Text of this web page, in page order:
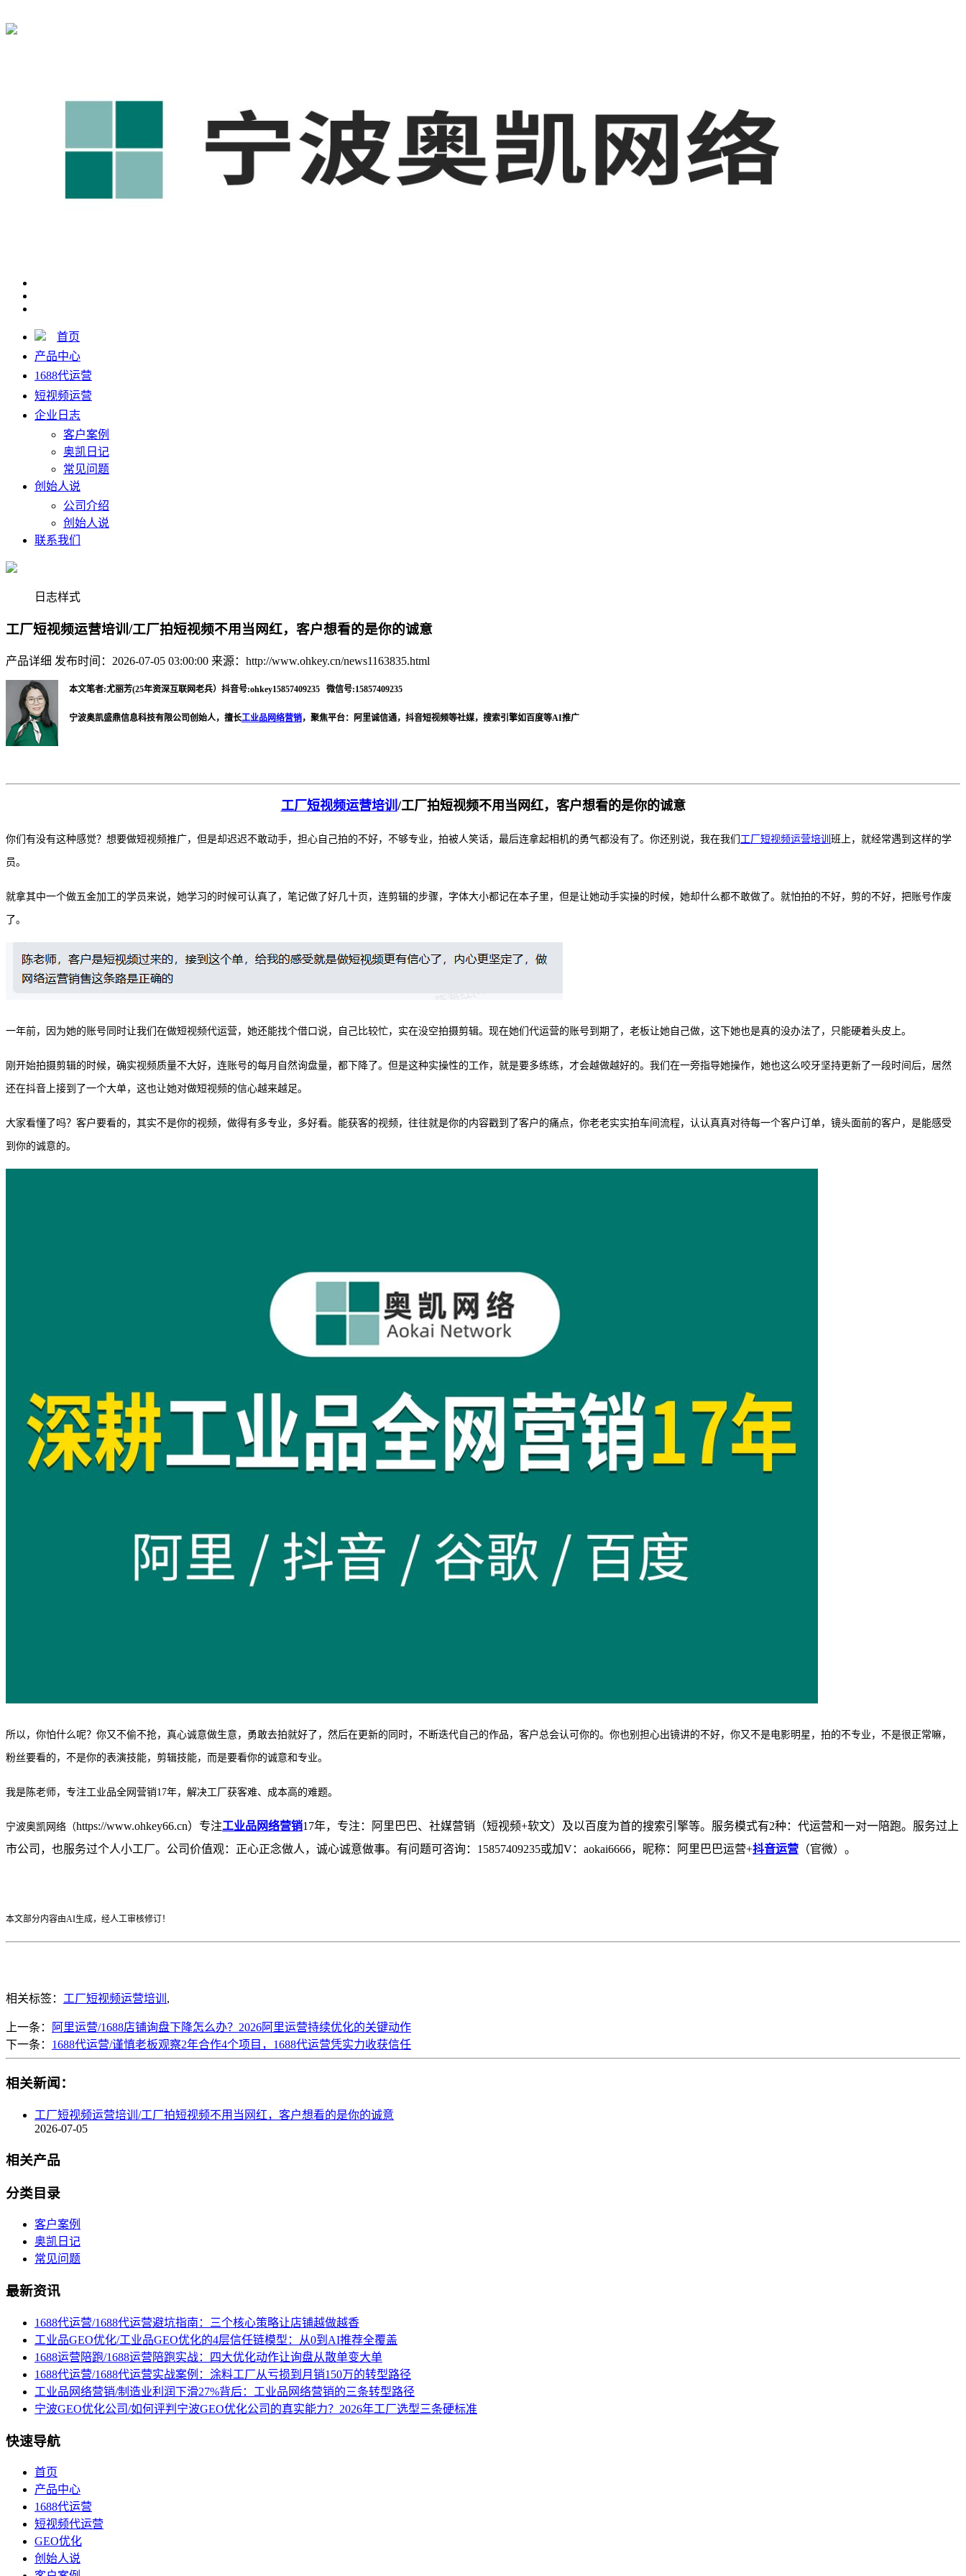
首页
产品中心
1688代运营
短视频运营
企业日志
客户案例
奥凯日记
常见问题
创始人说
公司介绍
创始人说
联系我们
日志样式
工厂短视频运营培训/工厂拍短视频不用当网红，客户想看的是你的诚意
产品详细 发布时间：2026-07-05 03:00:00 来源：http://www.ohkey.cn/news1163835.html
本文笔者:尤丽芳(25年资深互联网老兵）抖音号:ohkey15857409235 微信号:15857409235
宁波奥凯盛鼎信息科技有限公司创始人，擅长工业品网络营销，聚焦平台：阿里诚信通，抖音短视频等社媒，搜索引擎如百度等AI推广
工厂短视频运营培训 /工厂拍短视频不用当网红，客户想看的是你的诚意
你们有没有这种感觉？想要做短视频推广，但是却迟迟不敢动手，担心自己拍的不好，不够专业，拍被人笑话，最后连拿起相机的勇气都没有了。你还别说，我在我们 工厂短视频运营培训 班上，就经常遇到这样的学
员。
就拿其中一个做五金加工的学员来说，她学习的时候可认真了，笔记做了好几十页，连剪辑的步骤，字体大小都记在本子里，但是让她动手实操的时候，她却什么都不敢做了。就怕拍的不好，剪的不好，把账号作废
了。
一年前，因为她的账号同时让我们在做短视频代运营，她还能找个借口说，自己比较忙，实在没空拍摄剪辑。现在她们代运营的账号到期了，老板让她自己做，这下她也是真的没办法了，只能硬着头皮上。
刚开始拍摄剪辑的时候，确实视频质量不大好，连账号的每月自然询盘量，都下降了。但是这种实操性的工作，就是要多练练，才会越做越好的。我们在一旁指导她操作，她也这么咬牙坚持更新了一段时间后，居然
还在抖音上接到了一个大单，这也让她对做短视频的信心越来越足。
大家看懂了吗？客户要看的，其实不是你的视频，做得有多专业，多好看。能获客的视频，往往就是你的内容戳到了客户的痛点，你老老实实拍车间流程，认认真真对待每一个客户订单，镜头面前的客户，是能感受
到你的诚意的。
所以，你怕什么呢？你又不偷不抢，真心诚意做生意，勇敢去拍就好了，然后在更新的同时，不断迭代自己的作品，客户总会认可你的。你也别担心出镜讲的不好，你又不是电影明星，拍的不专业，不是很正常嘛，
粉丝要看的，不是你的表演技能，剪辑技能，而是要看你的诚意和专业。
我是陈老师，专注工业品全网营销17年，解决工厂获客难、成本高的难题。
宁波奥凯网络（https://www.ohkey66.cn）专注工业品网络营销17年，专注：阿里巴巴、社媒营销（短视频+软文）及以百度为首的搜索引擎等。服务模式有2种：代运营和一对一陪跑。服务过上
市公司，也服务过个人小工厂。公司价值观：正心正念做人，诚心诚意做事。有问题可咨询：15857409235或加V：aokai6666，昵称：阿里巴巴运营+抖音运营 （官微）。
本文部分内容由AI生成，经人工审核修订！
相关标签： 工厂短视频运营培训 ,
上一条：
阿里运营/1688店铺询盘下降怎么办？2026阿里运营持续优化的关键动作
下一条： 1688代运营/谨慎老板观察2年合作4个项目，1688代运营凭实力收获信任
相关新闻：
工厂短视频运营培训/工厂拍短视频不用当网红，客户想看的是你的诚意
2026-07-05
相关产品
分类目录
客户案例
奥凯日记
常见问题
最新资讯
1688代运营/1688代运营避坑指南：三个核心策略让店铺越做越香
工业品GEO优化/工业品GEO优化的4层信任链模型：从0到AI推荐全覆盖
1688运营陪跑/1688运营陪跑实战：四大优化动作让询盘从散单变大单
1688代运营/1688代运营实战案例：涂料工厂从亏损到月销150万的转型路径
工业品网络营销/制造业利润下滑27%背后：工业品网络营销的三条转型路径
宁波GEO优化公司/如何评判宁波GEO优化公司的真实能力？2026年工厂选型三条硬标准
快速导航
首页
产品中心
1688代运营
短视频代运营
GEO优化
创始人说